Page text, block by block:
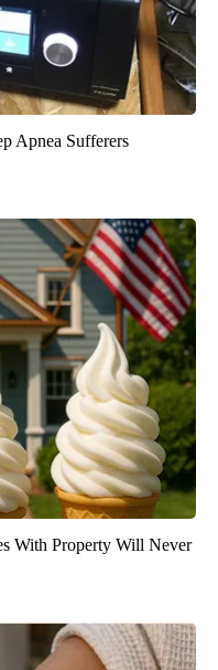
Apnea Sufferers
With Property Will Never